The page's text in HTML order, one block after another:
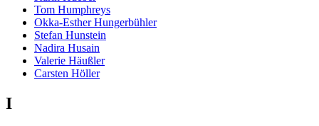
Tom Humphreys
Okka-Esther Hungerbühler
Stefan Hunstein
Nadira Husain
Valerie Häußler
Carsten Höller
I